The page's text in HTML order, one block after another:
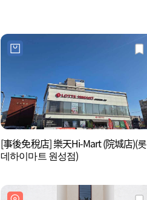
[事後免稅店] 樂天Hi-Mart (院城店)(롯
데하이마트 원성점)